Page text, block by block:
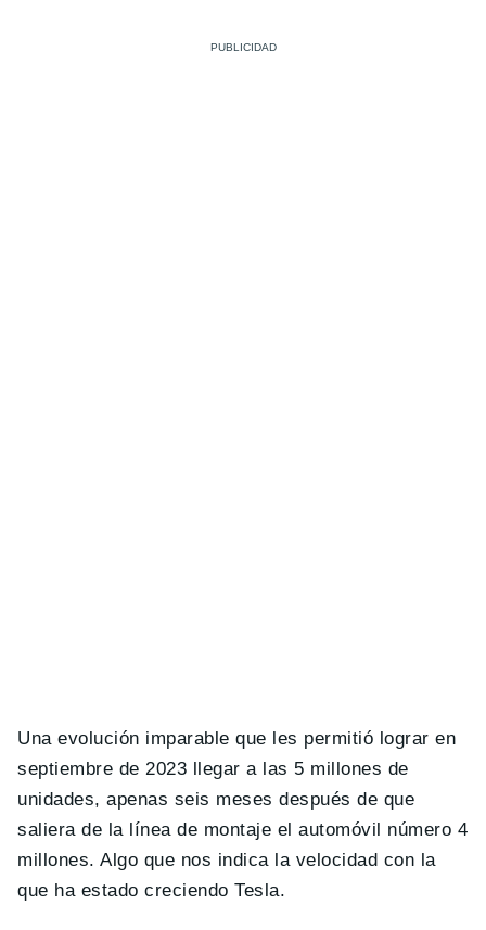
Una evolución imparable que les permitió lograr en
septiembre de 2023 llegar a las 5 millones de
unidades, apenas seis meses después de que
saliera de la línea de montaje el automóvil número 4
millones. Algo que nos indica la velocidad con la
que ha estado creciendo Tesla.